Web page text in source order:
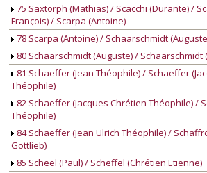
75 Saxtorph (Mathias) / Scacchi (Durante) /
François) / Scarpa (Antoine)
78 Scarpa (Antoine) / Schaarschmidt
80 Schaarschmidt (Auguste) / Schaarschmidt
81 Schaeffer (Jean Théophile) / Schaeffer
Théophile)
82 Schaeffer (Jacques Chrétien Théophile) /
Théophile)
84 Schaeffer (Jean Ulrich Théophile) /
Gottlieb)
85 Scheel (Paul) / Scheffel (Chrétien Etienne)